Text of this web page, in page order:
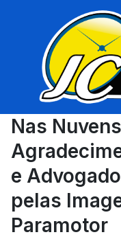
Nas
e
pelas
Paramotor